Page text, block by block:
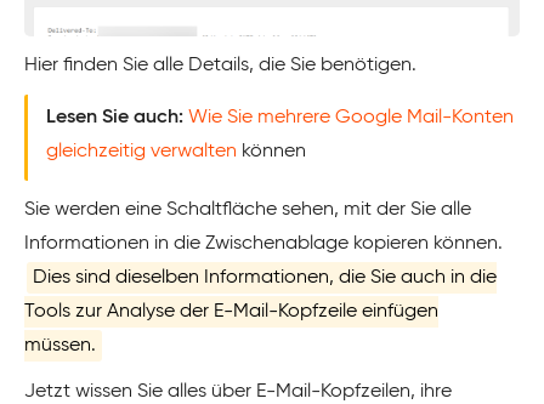
Hier finden Sie alle Details, die Sie benötigen.
Lesen Sie auch: Wie Sie mehrere Google Mail-Konten
gleichzeitig verwalten können
Sie werden eine Schaltfläche sehen, mit der Sie alle
Informationen in die Zwischenablage kopieren können.
Dies sind dieselben Informationen, die Sie auch in die
Tools zur Analyse der E-Mail-Kopfzeile einfügen
müssen.
Jetzt wissen Sie alles über E-Mail-Kopfzeilen, ihre